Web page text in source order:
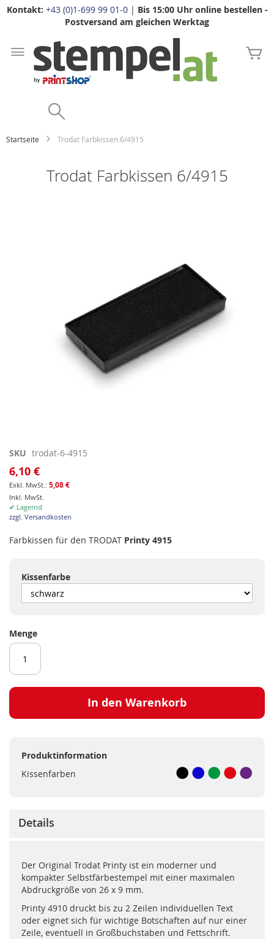
Kontakt: +43 (0)1-699 99 01-0| Bis 15:00 Uhr online bestellen -
Postversand am gleichen Werktag
Inhalt
springen
Startseite Trodat Farbkissen 6/4915
Trodat Farbkissen 6/4915
Zum
Anfang
der
Bildgalerie
springen
SKU trodat-6-4915
6,10 €
5,08 €
Inkl. MwSt.
✔ Lagernd
zzgl. Versandkosten
Farbkissen für den TRODAT Printy 4915
Kissenfarbe
Menge
In den Warenkorb
Produktinformation
Kissenfarben
Details
Der Original Trodat Printy ist ein moderner und
kompakter Selbstfärbestempel mit einer maximalen
Abdruckgröße von 26 x 9 mm.
Printy 4910 druckt bis zu 2 Zeilen individuellen Text
oder eignet sich für wichtige Botschaften auf nur einer
Zeile, eventuell in Großbuchstaben und Fettschrift.